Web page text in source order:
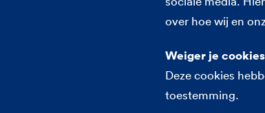
over hoe wij en
Weiger je
Deze cookies
toestemming.